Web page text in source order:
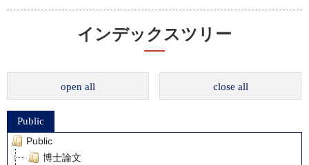
インデックスツリー
open all close all
Public
Public
博士論文